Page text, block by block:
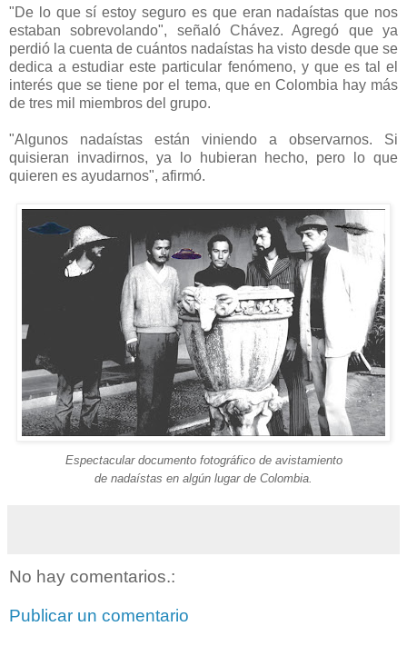
"De lo que sí estoy seguro es que eran nadaístas que nos
estaban sobrevolando", señaló Chávez. Agregó que ya
perdió la cuenta de cuántos nadaístas ha visto desde que se
dedica a estudiar este particular fenómeno, y que es tal el
interés que se tiene por el tema, que en Colombia hay más
de tres mil miembros del grupo.
"Algunos nadaístas están viniendo a observarnos. Si
quisieran invadirnos, ya lo hubieran hecho, pero lo que
quieren es ayudarnos", afirmó.
Espectacular documento fotográfico de avistamiento
de nadaístas en algún lugar de Colombia.
No hay comentarios.:
Publicar un comentario